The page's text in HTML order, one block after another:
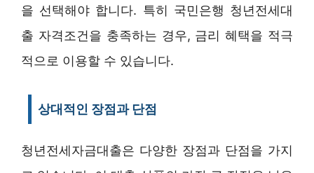
을 선택해야 합니다. 특히 국민은행 청년전세대
출 자격조건을 충족하는 경우, 금리 혜택을 적극
적으로 이용할 수 있습니다.
상대적인 장점과 단점
청년전세자금대출은 다양한 장점과 단점을 가지